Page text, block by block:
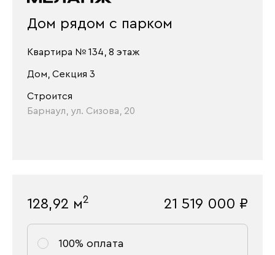
Дом рядом с парком
Квартира № 134, 8 этаж
Дом, Секция 3
Строится
Барнаул, ул. Сизова, 20
128,92 м2 21 519 000 ₽
100% оплата